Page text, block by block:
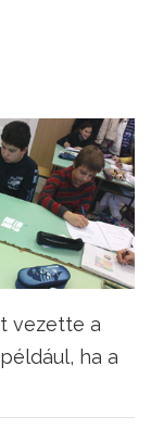
vezette a
ha a